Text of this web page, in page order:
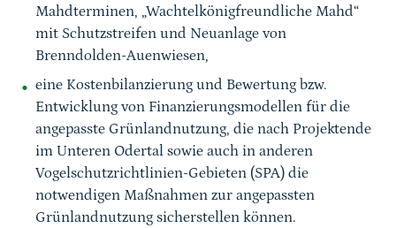
Mahdterminen, „Wachtelkönigfreundliche Mahd“
mit Schutzstreifen und Neuanlage von
Brenndolden-Auenwiesen,
eine Kostenbilanzierung und Bewertung bzw.
Entwicklung von Finanzierungsmodellen für die
angepasste Grünlandnutzung, die nach Projektende
im Unteren Odertal sowie auch in anderen
Vogelschutzrichtlinien-Gebieten (SPA) die
notwendigen Maßnahmen zur angepassten
Grünlandnutzung sicherstellen können.